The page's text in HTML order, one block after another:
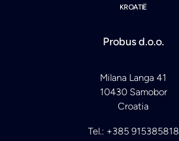
KROATIË
Probus d.o.o.
Milana Langa 41
10430 Samobor
Croatia
Tel.: +385 915385818